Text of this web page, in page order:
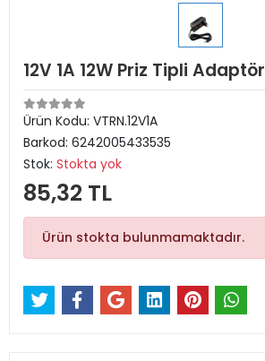
12V 1A 12W Priz Tipli Adaptör
Ürün Kodu: VTRN.12V1A
Barkod: 6242005433535
Stok: Stokta yok
85,32 TL
Ürün stokta bulunmamaktadır.